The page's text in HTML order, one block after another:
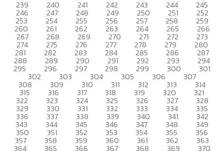
239 240 241 242 243 244 245
246 247 248 249 250 251 252
253 254 255 256 257 258 259
260 261 262 263 264 265 266
267 268 269 270 271 272 273
274 275 276 277 278 279 280
281 282 283 284 285 286 287
288 289 290 291 292 293 294
295 296 297 298 299 300 301
302 303 304 305 306 307
308 309 310 311 312 313 314
315 316 317 318 319 320 321
322 323 324 325 326 327 328
329 330 331 332 333 334 335
336 337 338 339 340 341 342
343 344 345 346 347 348 349
350 351 352 353 354 355 356
357 358 359 360 361 362 363
364 365 366 367 368 369 370